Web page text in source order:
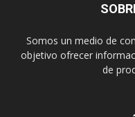
Somos un medio de
objetivo ofrecer
de